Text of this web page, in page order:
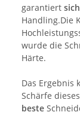
garantiert
Handling.Die
wurde die
Härte.
Das Ergebnis
Schärfe dieses
beste